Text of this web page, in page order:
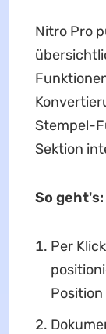
Nitro Pro
Stempel-
Sektion
So geht's:
Per
Position